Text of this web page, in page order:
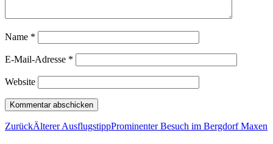
Name *
E-Mail-Adresse *
Website
ZurückÄlterer AusflugstippProminenter Besuch im Bergdorf Maxen